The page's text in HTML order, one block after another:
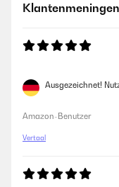
Ausgezeichnet!
Amazon-Benutzer
Vertaal